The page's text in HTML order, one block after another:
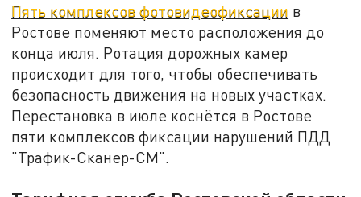
Пять комплексов фотовидеофиксации в
Ростове поменяют место расположения до
конца июля. Ротация дорожных камер
происходит для того, чтобы обеспечивать
безопасность движения на новых участках.
Перестановка в июле коснётся в Ростове
пяти комплексов фиксации нарушений ПДД
"Трафик-Сканер-СМ".